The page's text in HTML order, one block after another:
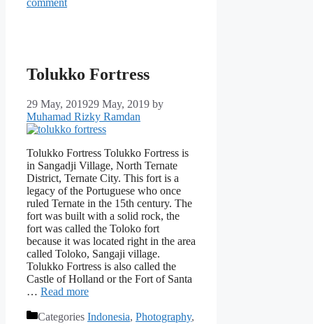
comment
Tolukko Fortress
29 May, 201929 May, 2019 by
Muhamad Rizky Ramdan
Tolukko Fortress Tolukko Fortress is
in Sangadji Village, North Ternate
District, Ternate City. This fort is a
legacy of the Portuguese who once
ruled Ternate in the 15th century. The
fort was built with a solid rock, the
fort was called the Toloko fort
because it was located right in the area
called Toloko, Sangaji village.
Tolukko Fortress is also called the
Castle of Holland or the Fort of Santa
… Read more
Categories Indonesia, Photography,